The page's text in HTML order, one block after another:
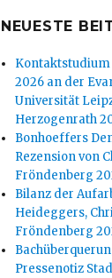
NEUESTE
2026 an der
Universität
Herzogenrath
Bonhoeffers
Rezension von
Fröndenberg
Bilanz der
Heideggers,
Fröndenberg
Pressenotiz